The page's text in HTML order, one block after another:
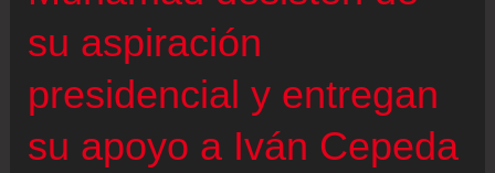
el
fueron
nuestra
su aspiración
presidencial y entregan
su apoyo a Iván Cepeda